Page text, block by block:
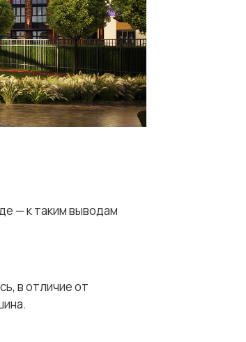
— к таким выводам
в отличие от